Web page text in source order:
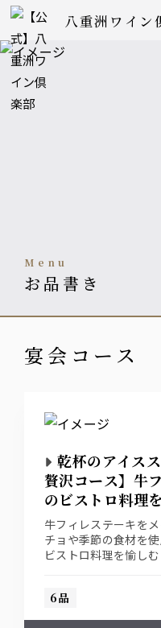
八重洲ワイン
menu
お品書き
宴会コース
乾杯のアイス
贅沢コース】牛
のビストロ料理
コース
牛フィレステーキを
チョや季節の食材を
ビストロ料理を愉し
ください。
6品